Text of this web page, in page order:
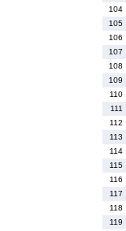
104
105
106
107
108
109
110
111
112
113
114
115
116
117
118
119